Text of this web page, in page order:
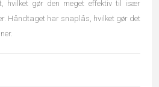
hvilket gør den meget effektiv til især
Håndtaget har snaplås, hvilket gør det